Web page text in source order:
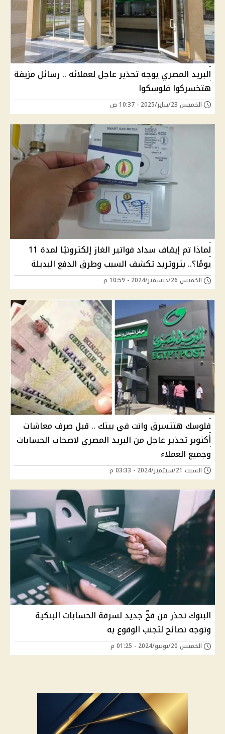
البريد المصري يوجه تحذير عاجل لعملائه .. رسائل مزيفة
هتخسركوا فلوسكوا
الخميس 23/يناير/2025 - 10:37 ص
لماذا تم إيقاف سداد فواتير الغاز إلكترونيًا لمدة 11
يومًا؟.. بتروتريد تكشف السبب وطرق الدفع البديلة
الخميس 26/ديسمبر/2024 - 10:59 م
فلوسك هتتسرق وانت في بيتك .. قبل صرف معاشات
أكتوبر تحذير عاجل من البريد المصري لاصحاب الحسابات
وجميع العملاء
السبت 21/سبتمبر/2024 - 03:33 م
البنوك تحذر من فخّ جديد لسرقة الحسابات البنكية
وتوجه نصائح لتجنب الوقوع به
الخميس 20/يونيو/2024 - 01:25 م